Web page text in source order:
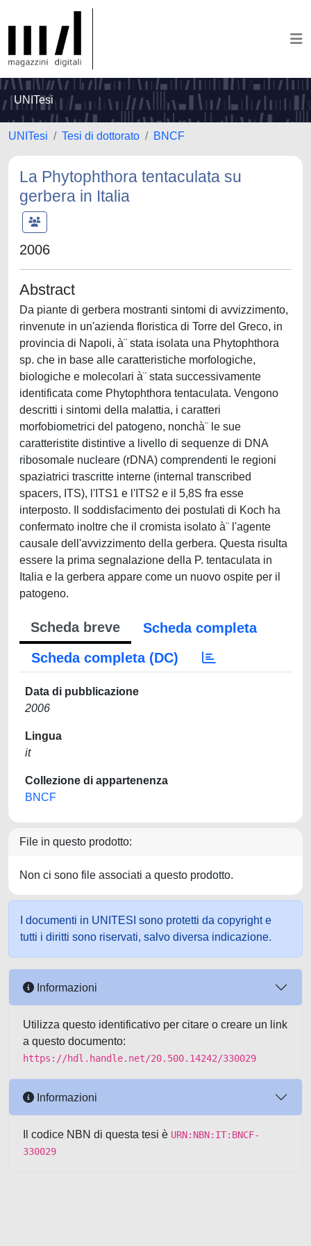
UNITesi
UNITesi Tesi di dottorato BNCF
La Phytophthora tentaculata su
gerbera in Italia
2006
Abstract
Da piante di gerbera mostranti sintomi di avvizzimento,
rinvenute in un'azienda floristica di Torre del Greco, in
provincia di Napoli, à¨ stata isolata una Phytophthora
sp. che in base alle caratteristiche morfologiche,
biologiche e molecolari à¨ stata successivamente
identificata come Phytophthora tentaculata. Vengono
descritti i sintomi della malattia, i caratteri
morfobiometrici del patogeno, nonchà¨ le sue
caratteristite distintive a livello di sequenze di DNA
ribosomale nucleare (rDNA) comprendenti le regioni
spaziatrici trascritte interne (internal transcribed
spacers, ITS), l'ITS1 e l'ITS2 e il 5,8S fra esse
interposto. Il soddisfacimento dei postulati di Koch ha
confermato inoltre che il cromista isolato à¨ l'agente
causale dell'avvizzimento della gerbera. Questa risulta
essere la prima segnalazione della P. tentaculata in
Italia e la gerbera appare come un nuovo ospite per il
patogeno.
Scheda breve
Scheda completa
Scheda completa (DC)
Data di pubblicazione
2006
Lingua
it
Collezione di appartenenza
BNCF
File in questo prodotto:
Non ci sono file associati a questo prodotto.
I documenti in UNITESI sono protetti da copyright e
tutti i diritti sono riservati, salvo diversa indicazione.
Informazioni
Utilizza questo identificativo per citare o creare un link
a questo documento:
https://hdl.handle.net/20.500.14242/330029
Informazioni
Il codice NBN di questa tesi è URN:NBN:IT:BNCF-
330029